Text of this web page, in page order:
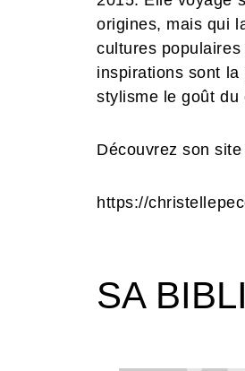
origines, mais qui
cultures
inspirations sont
stylisme le goût du
Découvrez son site
https://
SA